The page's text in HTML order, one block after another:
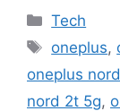
Categories
Tech
Tags
oneplus,
oneplus
nord 2t 5g,